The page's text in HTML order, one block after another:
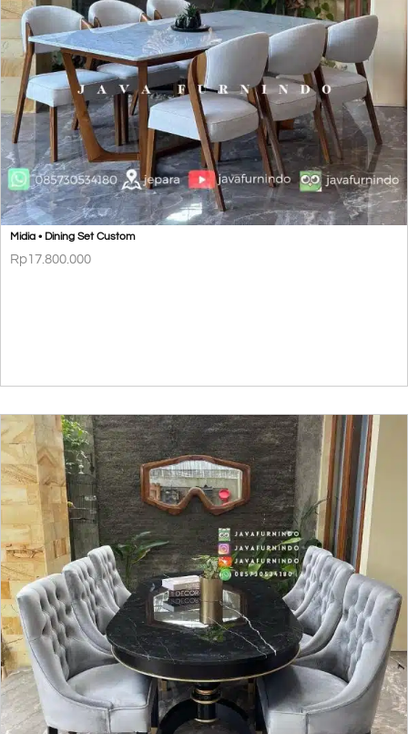
Midia • Dining Set Custom
Rp17.800.000